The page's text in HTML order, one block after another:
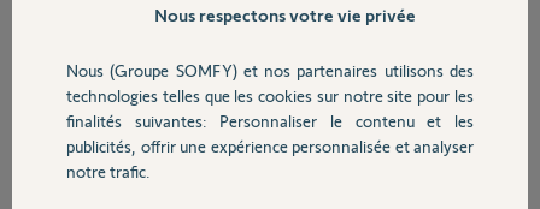
Sécurité
Domotique
après quelques secondes. En mode forcée (P0 = 5) même chose le
Problème moteur ? Boîtier électronique ?
Merci de vos réponses
Xavier P.
il y a environ un an
Nous respectons votre vie privée
Nous (Groupe SOMFY) et nos partenaires utilisons des
technologies telles que les cookies sur notre site pour les
finalités suivantes: Personnaliser le contenu et les
publicités, offrir une expérience personnalisée et analyser
notre trafic.